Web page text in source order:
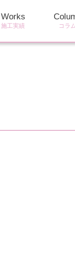
Works
施工実績 コラム